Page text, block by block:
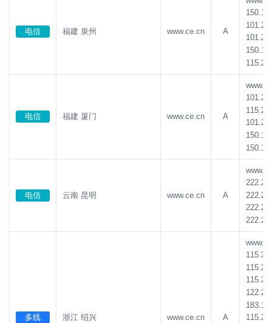
电信 福建 泉州 www.ce.cn A
电信 福建 厦门 www.ce.cn A
电信 云南 昆明 www.ce.cn A
多线 浙江 绍兴 www.ce.cn A